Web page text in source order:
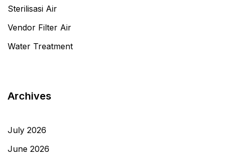
Sterilisasi Air
Vendor Filter Air
Water Treatment
Archives
July 2026
June 2026